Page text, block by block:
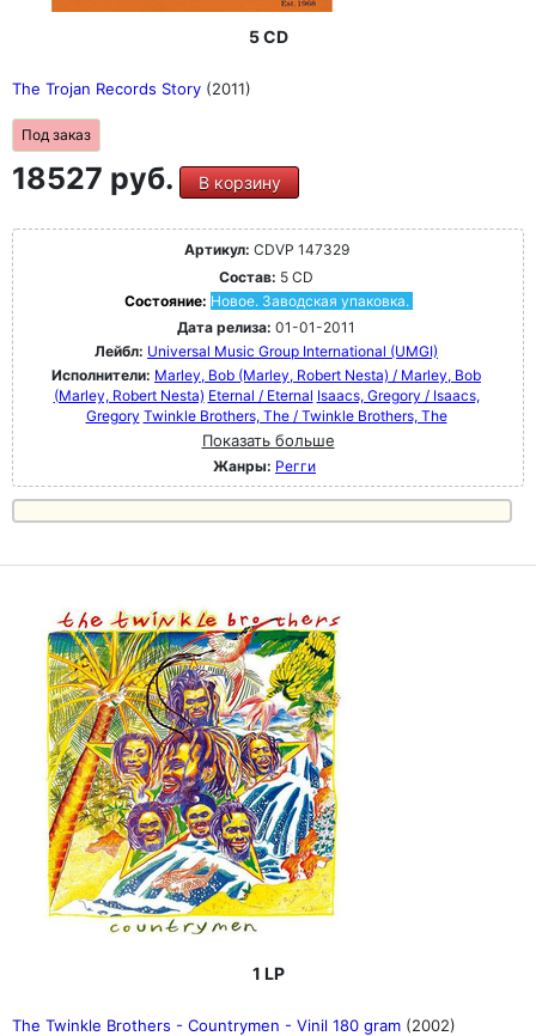
5 CD
The Trojan Records Story (2011)
Под заказ
18527 руб. В корзину
Артикул: CDVP 147329
Состав: 5 CD
Состояние: Новое. Заводская упаковка.
Дата релиза: 01-01-2011
Лейбл: Universal Music Group International (UMGI)
Исполнители: Marley, Bob (Marley, Robert Nesta) / Marley, Bob
(Marley, Robert Nesta) Eternal / Eternal Isaacs, Gregory / Isaacs,
Gregory Twinkle Brothers, The / Twinkle Brothers, The
Показать больше
Жанры: Регги
1 LP
The Twinkle Brothers - Countrymen - Vinil 180 gram (2002)